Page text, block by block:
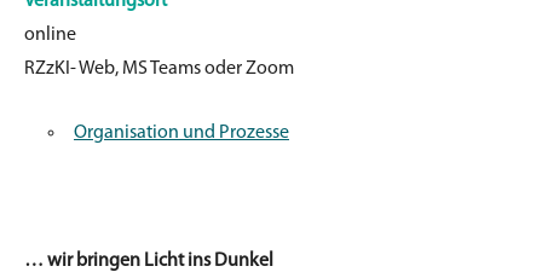
online
RZzKI- Web, MS Teams oder Zoom
Organisation und Prozesse
… wir bringen Licht ins Dunkel